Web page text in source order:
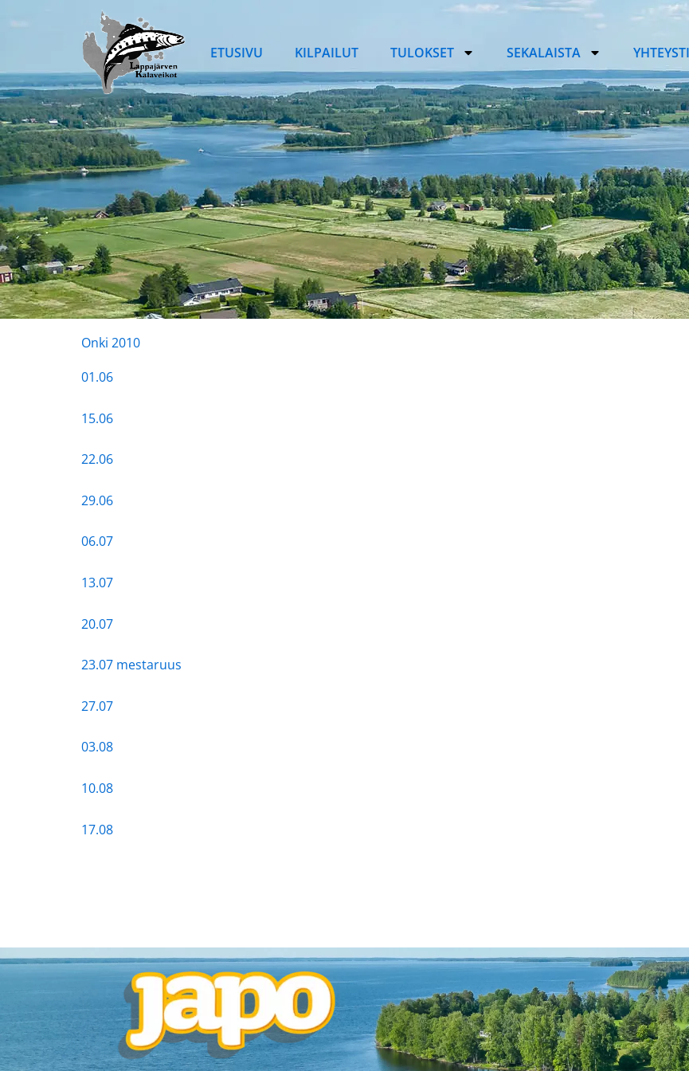
sisältöön
ETUSIVU
KILPAILUT TULOKSET SEKALAISTA
Onki 2010
01.06
15.06
22.06
29.06
06.07
13.07
20.07
23.07 mestaruus
27.07
03.08
10.08
17.08